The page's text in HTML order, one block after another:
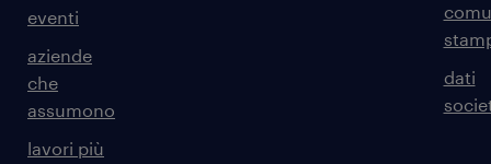
eventi
aziende
che
assumono
lavori più
dati